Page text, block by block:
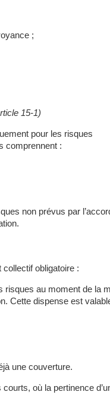
;
15-1)
pour les risques
comprennent :
non prévus par
obligatoire :
risques au moment de la
Cette dispense est
une couverture.
où la pertinence